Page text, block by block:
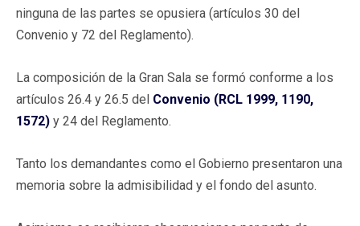
ninguna de las partes se opusiera (artículos 30 del
Convenio y 72 del Reglamento).
La composición de la Gran Sala se formó conforme a los
artículos 26.4 y 26.5 del Convenio (RCL 1999, 1190,
1572) y 24 del Reglamento.
Tanto los demandantes como el Gobierno presentaron una
memoria sobre la admisibilidad y el fondo del asunto.